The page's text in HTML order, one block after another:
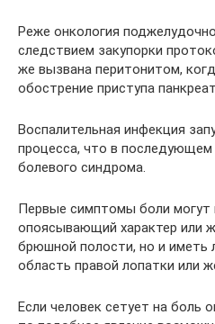
Реже онкология
следствием закупорки
же вызвана перитонитом,
обострение приступа
Воспалительная инфекция
процесса, что в
болевого синдрома.
Первые симптомы боли могут
опоясывающий характер или
брюшной полости, но и иметь
область правой лопатки или
Если человек сетует на боль